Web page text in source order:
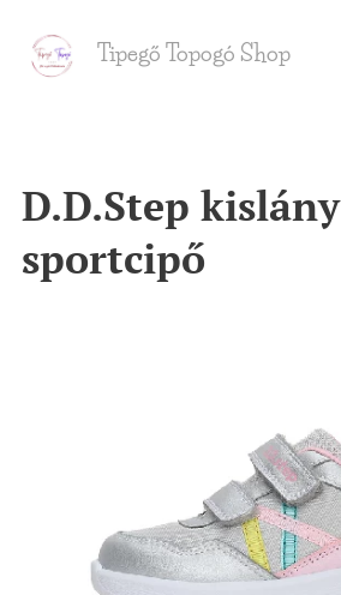
Tipegő Topogó Shop
D.D.Step kislány
sportcipő